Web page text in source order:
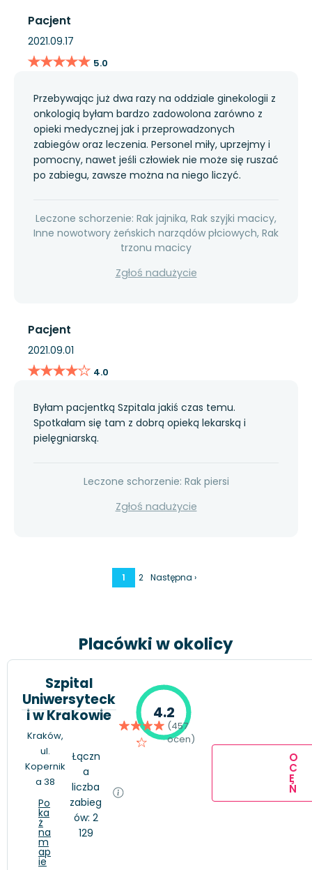
Pacjent
2021.09.17
★★★★★
★★★★★ 5.0
Przebywając już dwa razy na oddziale ginekologii z
onkologią byłam bardzo zadowolona zarówno z
opieki medycznej jak i przeprowadzonych
zabiegów oraz leczenia. Personel miły, uprzejmy i
pomocny, nawet jeśli człowiek nie może się ruszać
po zabiegu, zawsze można na niego liczyć.
Leczone schorzenie: Rak jajnika, Rak szyjki macicy,
Inne nowotwory żeńskich narządów płciowych, Rak
trzonu macicy
Zgłoś nadużycie
Pacjent
2021.09.01
★★★★★
★★★★★ 4.0
Byłam pacjentką Szpitala jakiś czas temu.
Spotkałam się tam z dobrą opieką lekarską i
pielęgniarską.
Leczone schorzenie: Rak piersi
Zgłoś nadużycie
1 2 Następna ›
Placówki w okolicy
Szpital
Uniwersyteck
i w Krakowie
Kraków,
ul.
Kopernik
a 38
Po
ka
ż
na
m
ap
ie
Łączn
a
liczba
zabieg
ów: 2
129
4.2
(457
ocen)
O
C
E
Ń